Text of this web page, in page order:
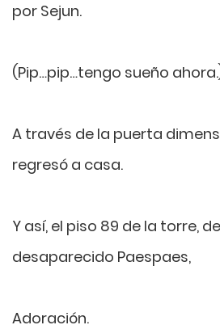
por Sejun.
(Pip…pip…tengo sueño
A través de la puerta
regresó a casa.
Y así, el piso 89 de la torre,
desaparecido Paespaes,
Adoración.